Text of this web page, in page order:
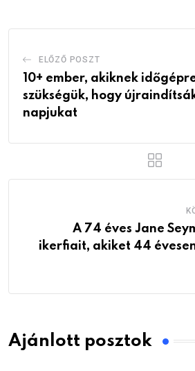
ELŐZŐ POSZT
10+ ember, akiknek
szükségük, hogy
napjukat
A 74 éves Jane
ikerfiait, akiket 44
Ajánlott posztok